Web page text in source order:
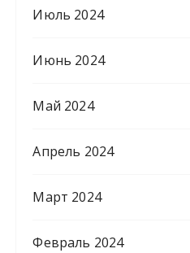
Июль 2024
Июнь 2024
Май 2024
Апрель 2024
Март 2024
Февраль 2024